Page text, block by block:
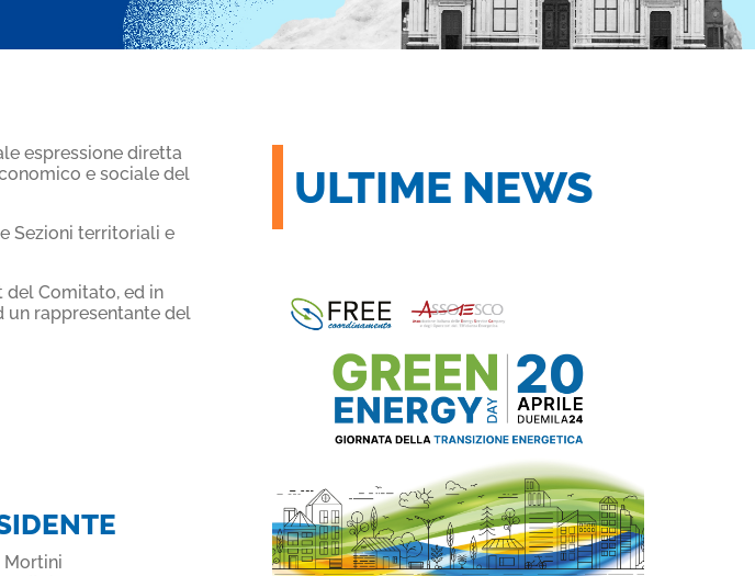
espressione diretta
e sociale del
Sezioni territoriali e
Comitato, ed in
un rappresentante del
Mortini
ULTIME NEWS